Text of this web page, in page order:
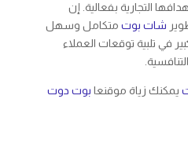
التجارية بفعالية. إن
شات بوتمتكامل وسهل
في تلبية توقعات العملاء
يمكنك زياة موقنعابوت دوت